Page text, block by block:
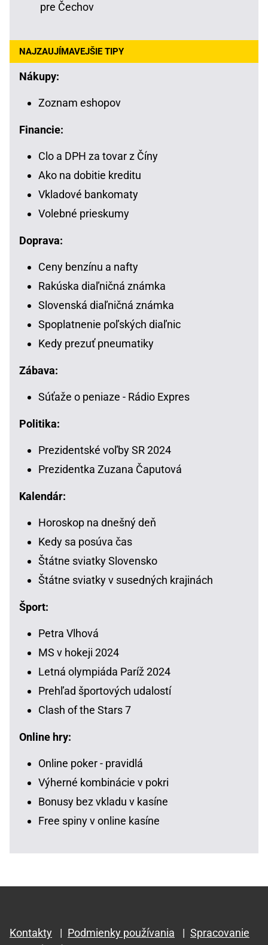
pre Čechov
NAJZAUJÍMAVEJŠIE TIPY
Nákupy:
Zoznam eshopov
Financie:
Clo a DPH za tovar z Číny
Ako na dobitie kreditu
Vkladové bankomaty
Volebné prieskumy
Doprava:
Ceny benzínu a nafty
Rakúska diaľničná známka
Slovenská diaľničná známka
Spoplatnenie poľských diaľnic
Kedy prezuť pneumatiky
Zábava:
Súťaže o peniaze - Rádio Expres
Politika:
Prezidentské voľby SR 2024
Prezidentka Zuzana Čaputová
Kalendár:
Horoskop na dnešný deň
Kedy sa posúva čas
Štátne sviatky Slovensko
Štátne sviatky v susedných krajinách
Šport:
Petra Vlhová
MS v hokeji 2024
Letná olympiáda Paríž 2024
Prehľad športových udalostí
Clash of the Stars 7
Online hry:
Online poker - pravidlá
Výherné kombinácie v pokri
Bonusy bez vkladu v kasíne
Free spiny v online kasíne
Kontakty | Podmienky používania | Spracovanie